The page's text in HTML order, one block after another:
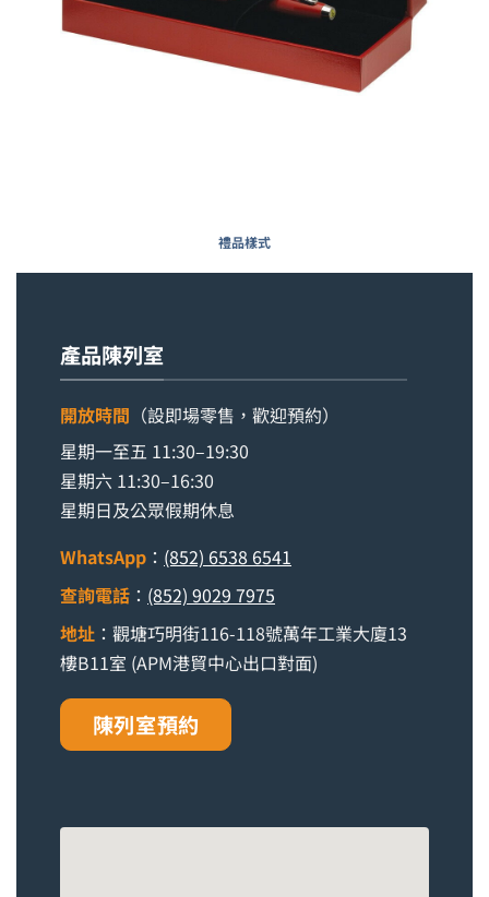
禮品樣式
產品陳列室
開放時間 （設即場零售，歡迎預約）
星期一至五 11:30–19:30
星期六 11:30–16:30
星期日及公眾假期休息
WhatsApp ： (852) 6538 6541
查詢電話 ： (852) 9029 7975
地址 ：觀塘巧明街116-118號萬年工業大廈13
樓B11室 (APM港貿中心出口對面)
陳列室預約